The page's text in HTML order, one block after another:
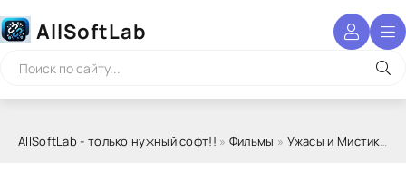
AllSoftLab
AllSoftLab - только нужный софт!! » Фильмы » Ужасы и Мистика